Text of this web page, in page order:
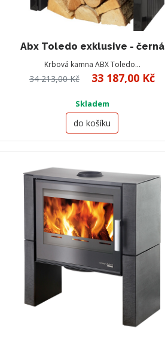
Abx Toledo exklusive - černá
Krbová kamna ABX Toledo…
34 213,00 Kč 33 187,00 Kč
Skladem
do košíku